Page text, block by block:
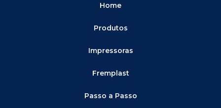
Home
Produtos
Impressoras
Fremplast
Passo a Passo